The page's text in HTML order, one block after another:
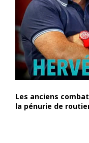
Les anciens
la pénurie de